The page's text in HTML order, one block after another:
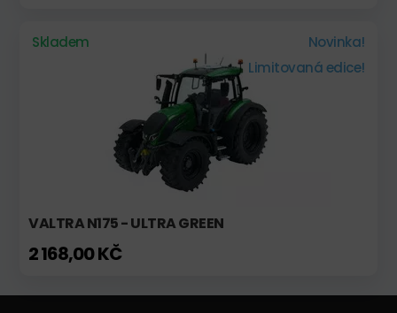
Skladem
Novinka!
Limitovaná edice!
VALTRA N175 - ULTRA GREEN
2 168,00 KČ